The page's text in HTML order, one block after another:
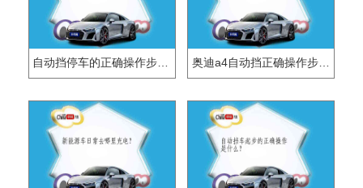
奥迪a4自动挡正确操作步骤是什么？